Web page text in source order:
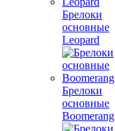
Брелоки
основные
Leopard
Брелоки
основные
Boomerang